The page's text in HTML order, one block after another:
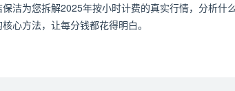
洁为您拆解2025年按小时计费的真实行情，分析什
心方法，让每分钱都花得明白。